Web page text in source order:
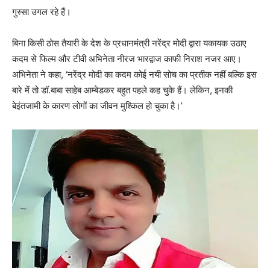
गुस्‍सा उगल रहे हैं।
बिना किसी ठोस तैयारी के देश के प्रधानमंत्री नरेंद्र मोदी द्वारा यकायक उठाए
कदम से फिल्‍म और टीवी अभिनेता नीरज भारद्वाज काफी निराश नजर आए।
अभिनेता ने कहा, ‘नरेंद्र मोदी का कदम कोई नयी सोच का प्रतीक नहीं बल्‍कि इस
बारे में तो डॉ.बाबा साहेब आम्बेडकर बहुत पहले कह चुके हैं। लेकिन, इनकी
बेइंतजामी के कारण लोगों का जीवन मुश्‍किल हो चुका है।’